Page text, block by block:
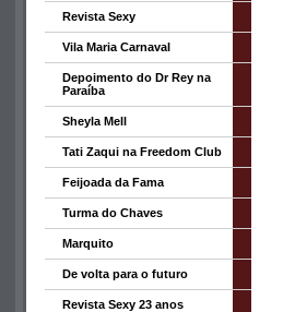
Revista Sexy
Vila Maria Carnaval
Depoimento do Dr Rey na
Paraíba
Sheyla Mell
Tati Zaqui na Freedom Club
Feijoada da Fama
Turma do Chaves
Marquito
De volta para o futuro
Revista Sexy 23 anos